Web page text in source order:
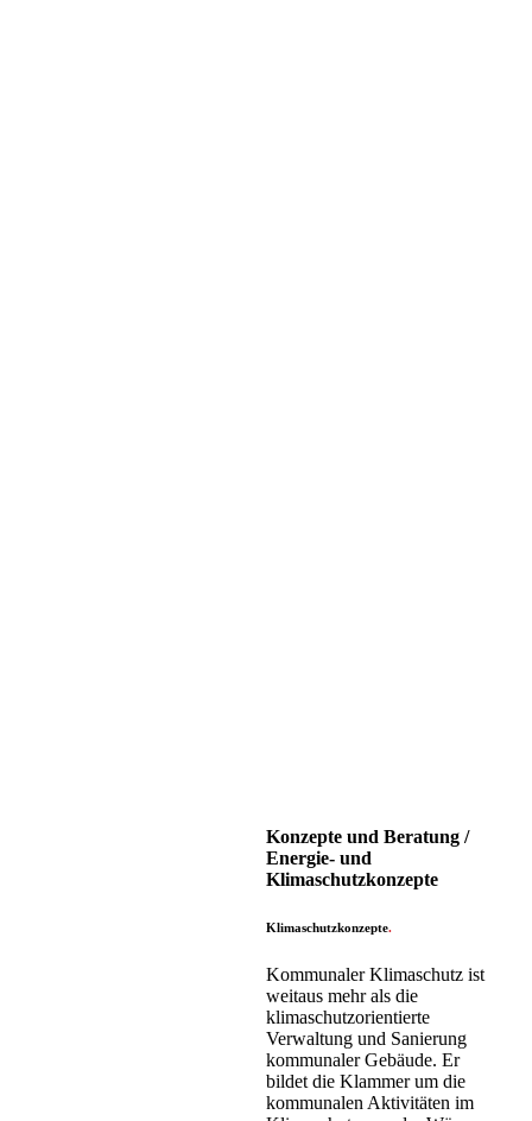
Konzepte und Beratung /
Energie- und
Klimaschutzkonzepte
Klimaschutzkonzepte.
Kommunaler Klimaschutz ist
weitaus mehr als die
klimaschutzorientierte
Verwaltung und Sanierung
kommunaler Gebäude. Er
bildet die Klammer um die
kommunalen Aktivitäten im